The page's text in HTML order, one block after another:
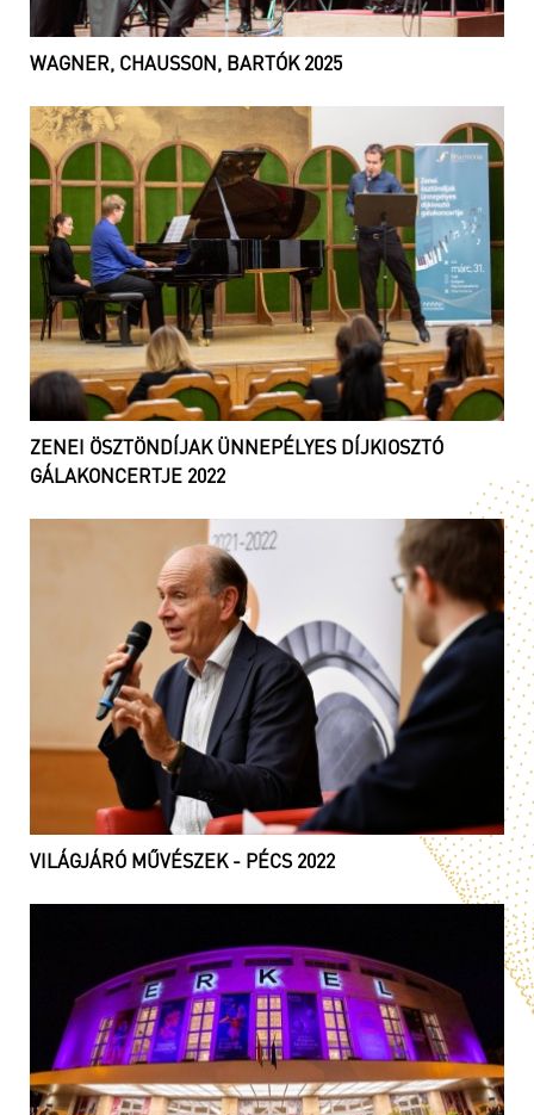
WAGNER, CHAUSSON, BARTÓK 2025
ZENEI ÖSZTÖNDÍJAK ÜNNEPÉLYES DÍJKIOSZTÓ
GÁLAKONCERTJE 2022
VILÁGJÁRÓ MŰVÉSZEK - PÉCS 2022